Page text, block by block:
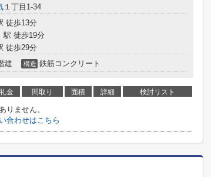
１丁目1-34
徒歩13分
駅 徒歩19分
徒歩29分
建 構造 鉄筋コンクリート
礼金 間取り 面積 詳細 検討リスト
りません。
合わせはこちら